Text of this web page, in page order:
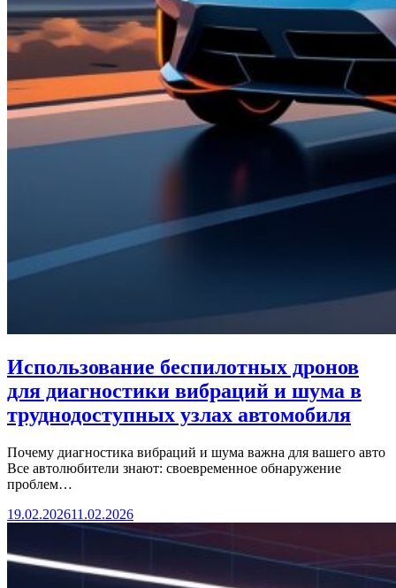
Использование беспилотных дронов
для диагностики вибраций и шума в
труднодоступных узлах автомобиля
Почему диагностика вибраций и шума важна для вашего авто
Все автолюбители знают: своевременное обнаружение
проблем…
19.02.202611.02.2026